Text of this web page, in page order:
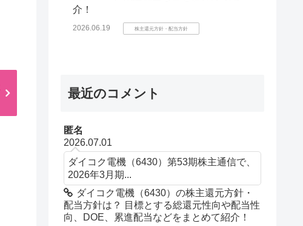
介！
2026.06.19 株主還元方針・配当方針
最近のコメント
匿名
2026.07.01
ダイコク電機（6430）第53期株主通信で、
2026年3月期...
ダイコク電機（6430）の株主還元方針・
配当方針は？ 目標とする総還元性向や配当性
向、DOE、累進配当などをまとめて紹介！